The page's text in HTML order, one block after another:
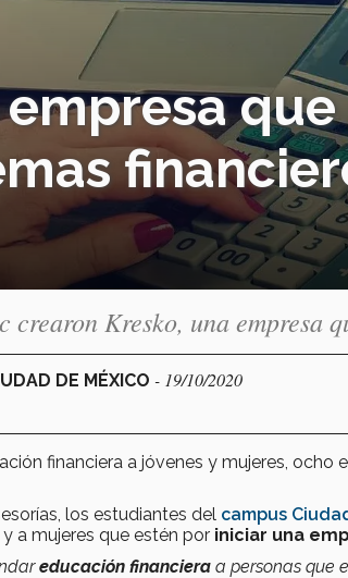
crearon Kresko, una empresa
DE MÉXICO - 19/10/2020
financiera a jóvenes y mujeres, ocho
los estudiantes del campus
y a mujeres que estén por iniciar una
educación financiera a personas que